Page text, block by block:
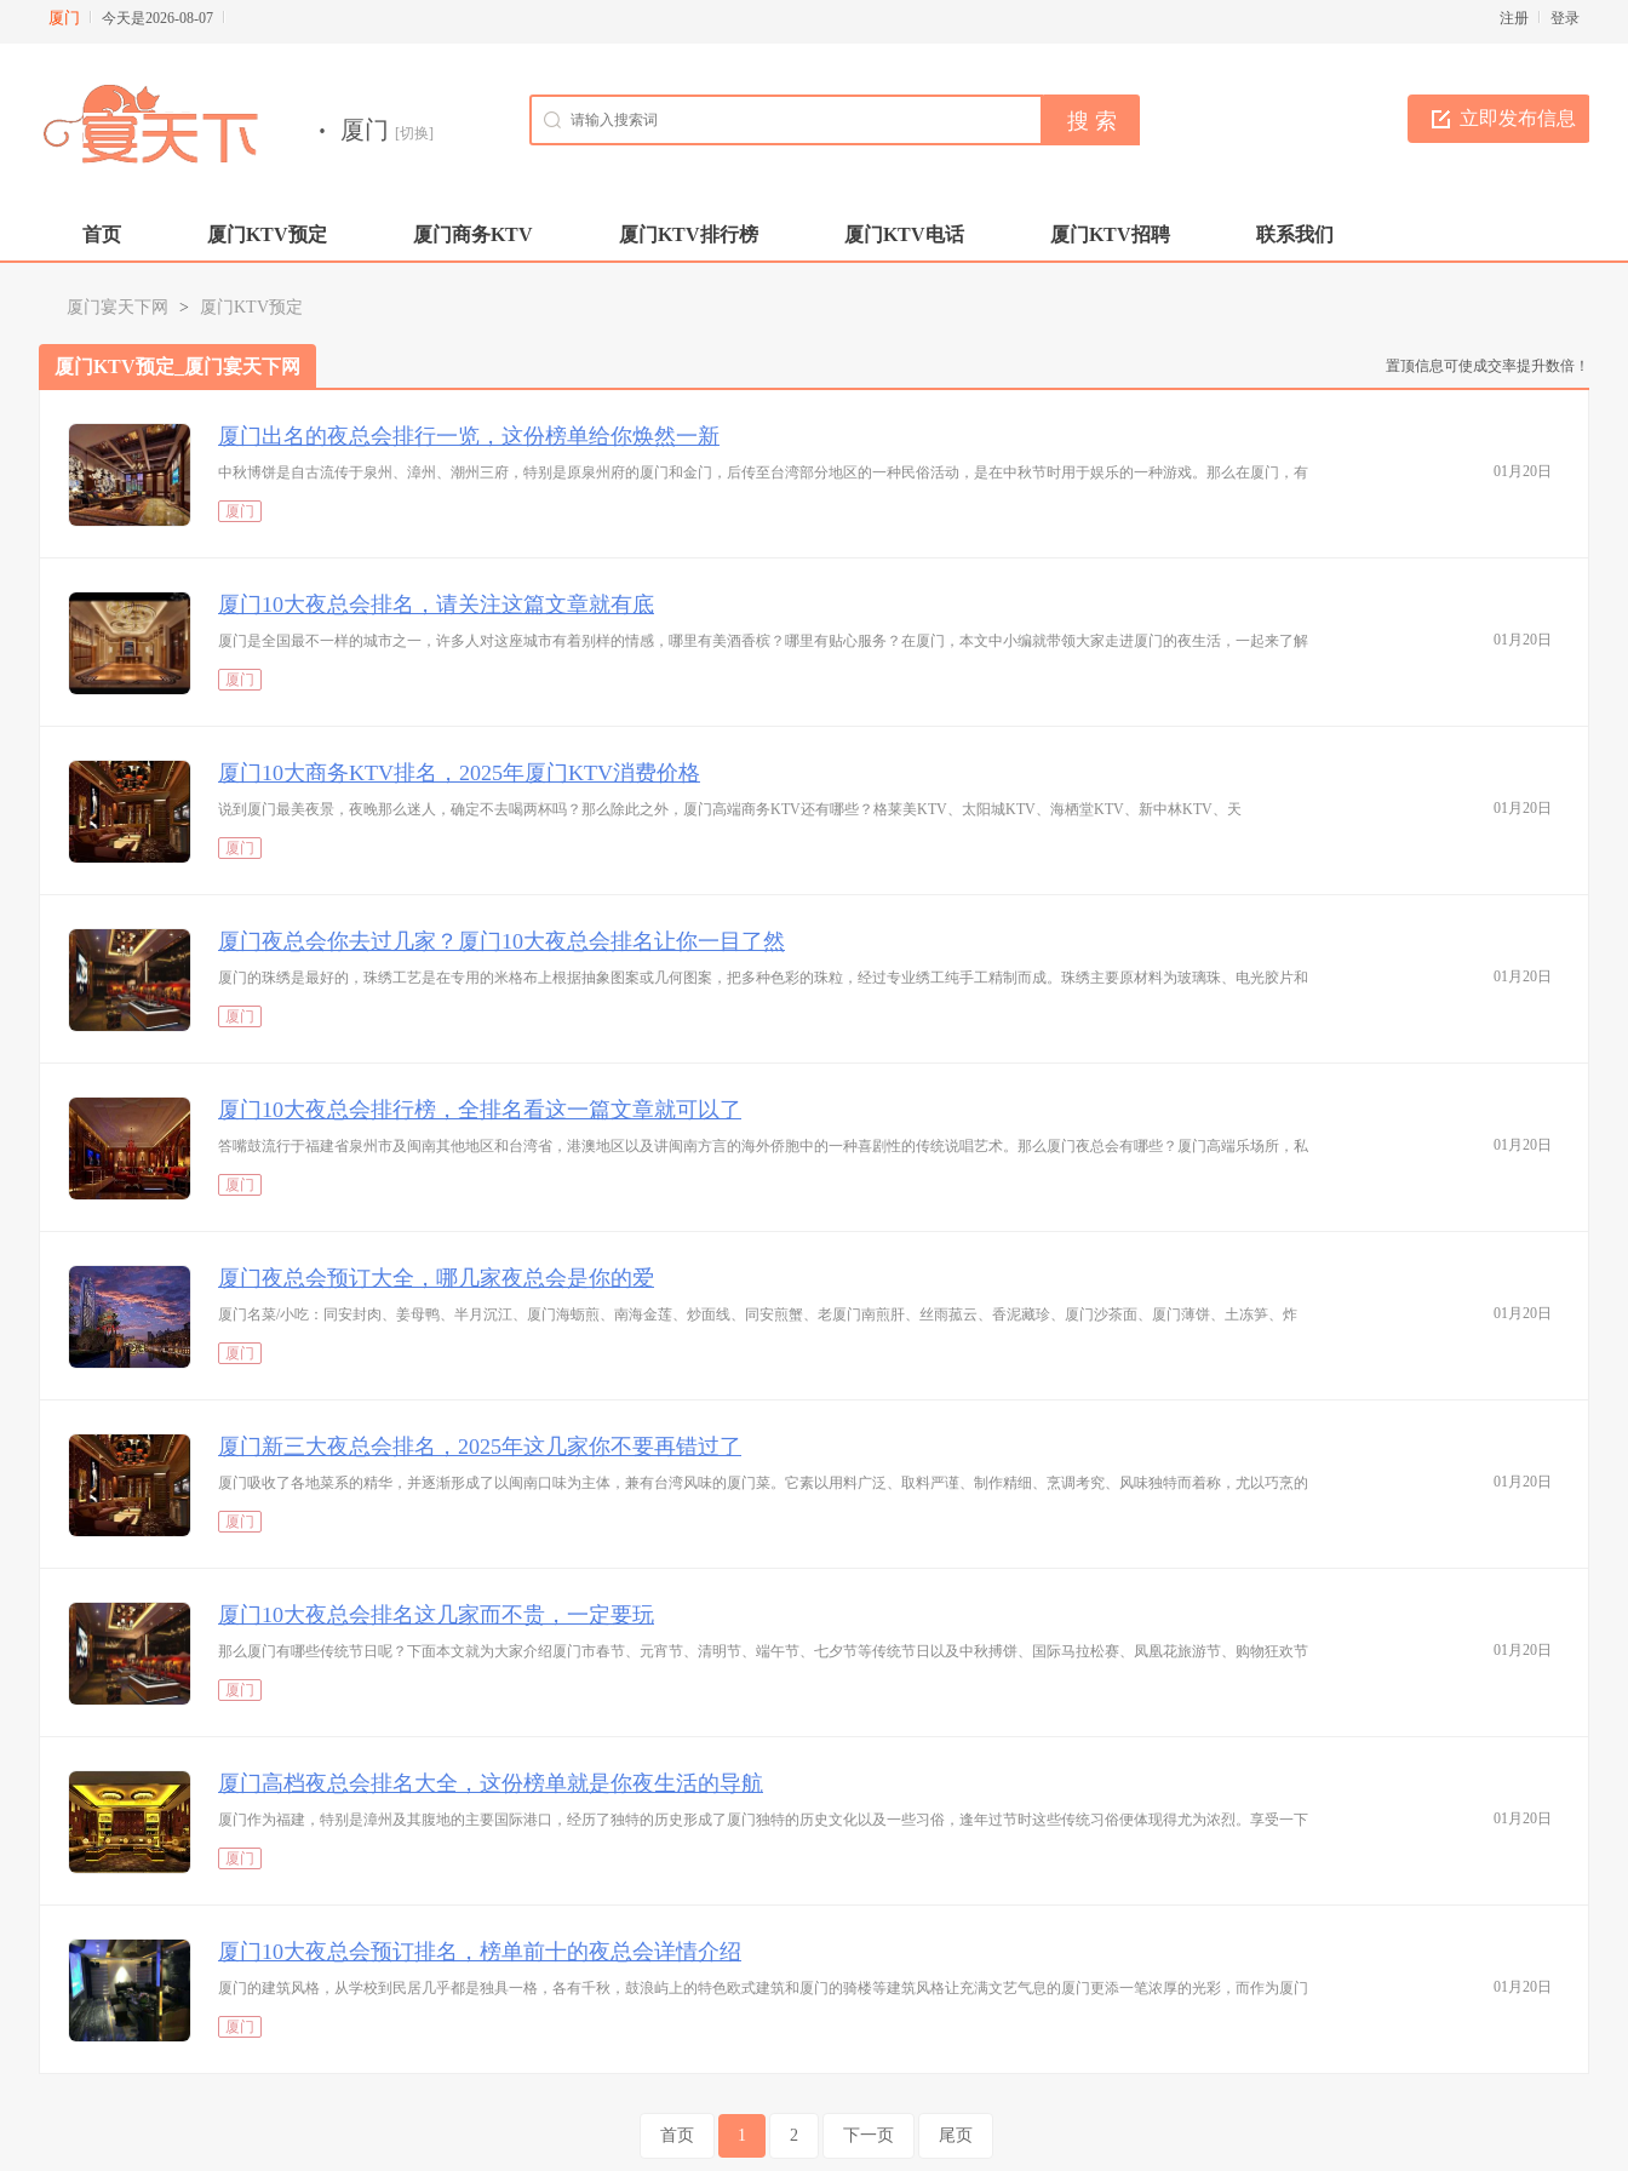
厦门 今天是2026-08-07 登录
注册
立即发布信息
· 厦门 [切换]
首页 厦门KTV预定 厦门商务KTV 厦门KTV排行榜 厦门KTV电话 厦门KTV招聘 联系我们
厦门宴天下网 > 厦门KTV预定
厦门KTV预定_厦门宴天下网 置顶信息可使成交率提升数倍！
厦门出名的夜总会排行一览，这份榜单给你焕然一新
01月20日
中秋博饼是自古流传于泉州、漳州、潮州三府，特别是原泉州府的厦门和金门，后传至台湾部分地区的一种民俗活动，是在中秋节时用于娱乐的一种游戏。那么在厦门，有
厦门
厦门10大夜总会排名，请关注这篇文章就有底
01月20日
厦门是全国最不一样的城市之一，许多人对这座城市有着别样的情感，哪里有美酒香槟？哪里有贴心服务？在厦门，本文中小编就带领大家走进厦门的夜生活，一起来了解
厦门
厦门10大商务KTV排名，2025年厦门KTV消费价格
01月20日
说到厦门最美夜景，夜晚那么迷人，确定不去喝两杯吗？那么除此之外，厦门高端商务KTV还有哪些？格莱美KTV、太阳城KTV、海栖堂KTV、新中林KTV、天
厦门
厦门夜总会你去过几家？厦门10大夜总会排名让你一目了然
01月20日
厦门的珠绣是最好的，珠绣工艺是在专用的米格布上根据抽象图案或几何图案，把多种色彩的珠粒，经过专业绣工纯手工精制而成。珠绣主要原材料为玻璃珠、电光胶片和
厦门
厦门10大夜总会排行榜，全排名看这一篇文章就可以了
01月20日
答嘴鼓流行于福建省泉州市及闽南其他地区和台湾省，港澳地区以及讲闽南方言的海外侨胞中的一种喜剧性的传统说唱艺术。那么厦门夜总会有哪些？厦门高端乐场所，私
厦门
厦门夜总会预订大全，哪几家夜总会是你的爱
01月20日
厦门名菜/小吃：同安封肉、姜母鸭、半月沉江、厦门海蛎煎、南海金莲、炒面线、同安煎蟹、老厦门南煎肝、丝雨菰云、香泥藏珍、厦门沙茶面、厦门薄饼、土冻笋、炸
厦门
厦门新三大夜总会排名，2025年这几家你不要再错过了
01月20日
厦门吸收了各地菜系的精华，并逐渐形成了以闽南口味为主体，兼有台湾风味的厦门菜。它素以用料广泛、取料严谨、制作精细、烹调考究、风味独特而着称，尤以巧烹的
厦门
厦门10大夜总会排名这几家而不贵，一定要玩
01月20日
那么厦门有哪些传统节日呢？下面本文就为大家介绍厦门市春节、元宵节、清明节、端午节、七夕节等传统节日以及中秋搏饼、国际马拉松赛、凤凰花旅游节、购物狂欢节
厦门
厦门高档夜总会排名大全，这份榜单就是你夜生活的导航
01月20日
厦门作为福建，特别是漳州及其腹地的主要国际港口，经历了独特的历史形成了厦门独特的历史文化以及一些习俗，逢年过节时这些传统习俗便体现得尤为浓烈。享受一下
厦门
厦门10大夜总会预订排名，榜单前十的夜总会详情介绍
01月20日
厦门的建筑风格，从学校到民居几乎都是独具一格，各有千秋，鼓浪屿上的特色欧式建筑和厦门的骑楼等建筑风格让充满文艺气息的厦门更添一笔浓厚的光彩，而作为厦门
厦门
首页 1 2 下一页 尾页